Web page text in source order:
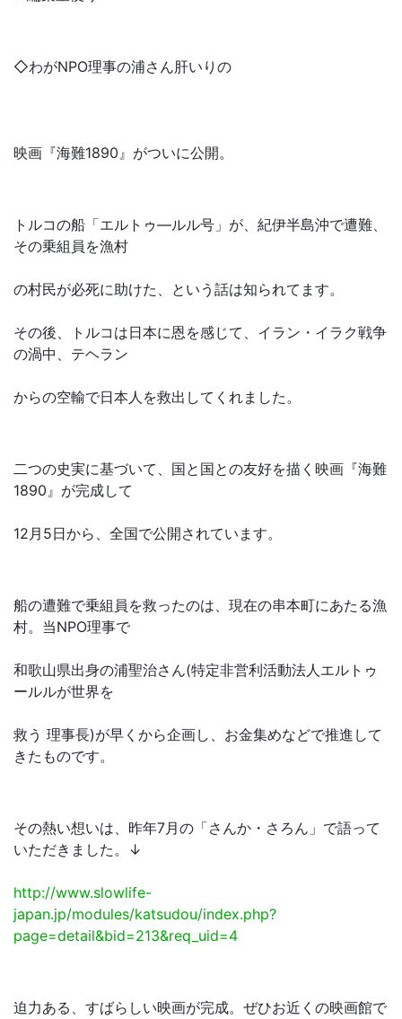
◇わがNPO理事の浦さん肝いりの
映画『海難1890』がついに公開。
トルコの船「エルトゥ―ルル号」が、紀伊半島沖で遭難、
その乗組員を漁村
の村民が必死に助けた、という話は知られてます。
その後、トルコは日本に恩を感じて、イラン・イラク戦争
の渦中、テヘラン
からの空輸で日本人を救出してくれました。
二つの史実に基づいて、国と国との友好を描く映画『海難
1890』が完成して
12月5日から、全国で公開されています。
船の遭難で乗組員を救ったのは、現在の串本町にあたる漁
村。当NPO理事で
和歌山県出身の浦聖治さん(特定非営利活動法人エルトゥ
ールルが世界を
救う 理事長)が早くから企画し、お金集めなどで推進して
きたものです。
その熱い想いは、昨年7月の「さんか・さろん」で語って
いただきました。↓
http://www.slowlife-
japan.jp/modules/katsudou/index.php?
page=detail&bid=213&req_uid=4
迫力ある、すばらしい映画が完成。ぜひお近くの映画館で